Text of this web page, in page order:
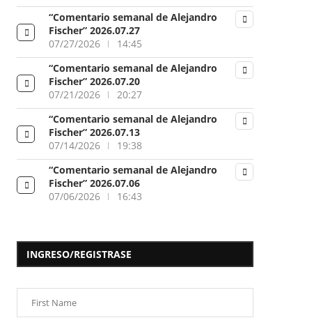
“Comentario semanal de Alejandro
Fischer” 2026.07.27
07/27/2026
14:45
“Comentario semanal de Alejandro
Fischer” 2026.07.20
07/21/2026
20:27
“Comentario semanal de Alejandro
Fischer” 2026.07.13
07/14/2026
19:38
“Comentario semanal de Alejandro
Fischer” 2026.07.06
07/06/2026
16:43
INGRESO/REGISTRASE